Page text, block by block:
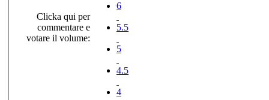
Clicka qui per
commentare e
votare il volume:
6
5.5
5
4.5
4